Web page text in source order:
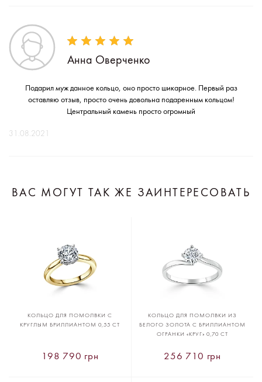
Анна Оверченко
Подарил муж данное кольцо, оно просто шикарное. Первый раз
оставляю отзыв, просто очень довольна подаренным кольцом!
Центральный камень просто огромный
31.08.2021
ВАС МОГУТ ТАК ЖЕ ЗАИНТЕРЕСОВАТЬ
КОЛЬЦО ДЛЯ ПОМОЛВКИ С
КРУГЛЫМ БРИЛЛИАНТОМ 0,55 CT
198 790 грн
КОЛЬЦО ДЛЯ ПОМОЛВКИ ИЗ
БЕЛОГО ЗОЛОТА С БРИЛЛИАНТОМ
ОГРАНКИ «КРУГ» 0,70 CT
256 710 грн